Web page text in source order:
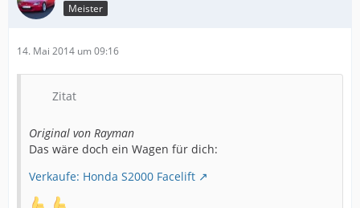
Meister
14. Mai 2014 um 09:16
Zitat
Original von Rayman
Das wäre doch ein Wagen für dich:
Verkaufe: Honda S2000 Facelift